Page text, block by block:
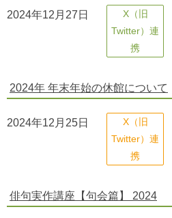
2024年12月27日
X（旧
Twitter）連
携
2024年 年末年始の休館について
2024年12月25日
X（旧
Twitter）連
携
俳句実作講座【句会篇】 2024